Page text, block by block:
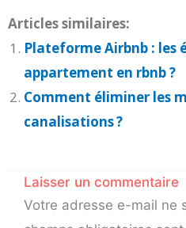
Articles similaires:
Plateforme Airbnb : les
appartement en rbnb ?
Comment éliminer les
canalisations ?
Laisser un commentaire
Votre adresse e-mail ne